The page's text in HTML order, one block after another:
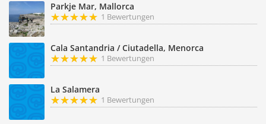
Parkje Mar, Mallorca
1 Bewertungen
Cala Santandria / Ciutadella, Menorca
1 Bewertungen
La Salamera
1 Bewertungen